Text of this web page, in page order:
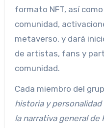
formato NFT, así
comunidad,
metaverso, y dará
de artistas, fans y
comunidad.
Cada miembro del
historia y
la narrativa general de